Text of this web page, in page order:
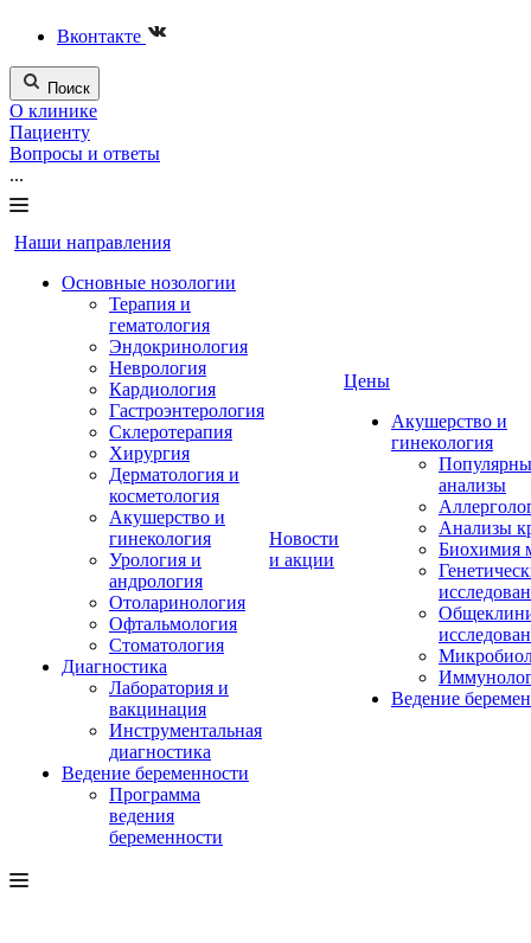
Вконтакте
Поиск
О клинике
Пациенту
Вопросы и ответы
...
Наши направления
Основные нозологии
Терапия и
гематология
Эндокринология
Неврология
Кардиология
Гастроэнтерология
Склеротерапия
Хирургия
Дерматология и
косметология
Акушерство и
гинекология
Урология и
андрология
Отоларинология
Офтальмология
Стоматология
Диагностика
Лаборатория и
вакцинация
Инструментальная
диагностика
Ведение беременности
Программа
ведения
беременности
Новости
и акции
Цены
Акушерство и
гинекология
анализы
Анализы
Биохимия
Ведение